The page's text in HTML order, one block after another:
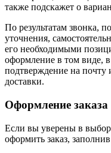
также подскажет о
По результатам звонка,
уточнения,
его необходимыми
оформление в том виде,
подтверждение на
доставки.
Оформление
Если вы уверены в
оформить заказ,